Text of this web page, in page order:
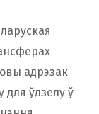
адрэзак
для ўдзелу ў